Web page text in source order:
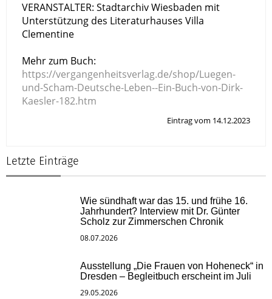
VERANSTALTER: Stadtarchiv Wiesbaden mit
Unterstützung des Literaturhauses Villa
Clementine
Mehr zum Buch:
https://vergangenheitsverlag.de/shop/Luegen-
und-Scham-Deutsche-Leben--Ein-Buch-von-Dirk-
Kaesler-182.htm
Eintrag vom 14.12.2023
Letzte Einträge
Wie sündhaft war das 15. und frühe 16.
Jahrhundert? Interview mit Dr. Günter
Scholz zur Zimmerschen Chronik
08.07.2026
Ausstellung „Die Frauen von Hoheneck“ in
Dresden – Begleitbuch erscheint im Juli
29.05.2026